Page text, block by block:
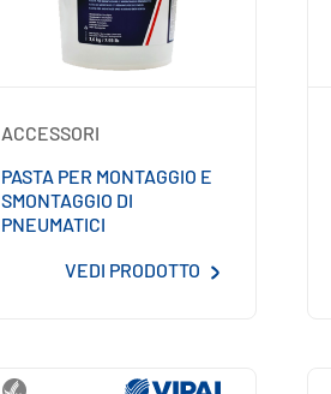
ACCESSORI
PASTA PER MONTAGGIO E
SMONTAGGIO DI
PNEUMATICI
VEDI PRODOTTO